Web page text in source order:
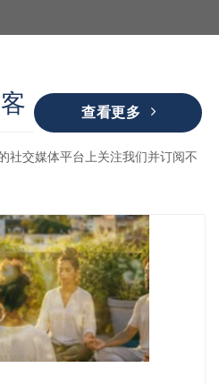
查看更多
社交媒体平台上关注我们并订阅不